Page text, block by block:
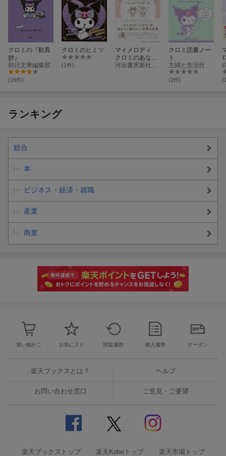
クロミの『歎異
抄』
朝日文庫編集部
(16件)
クロミのヒミツ
(1件)
マイメロディ
クロミのあなた
に届けたい世界
クロミ読書ノー
ト
主婦と生活社
(2件)
ランキング
総合
本
ビジネス・経済・就職
産業
商業
買い物かご お気に入り 閲覧履歴 購入履歴 クーポン
楽天ブックスとは？ ヘルプ
お問い合わせ窓口 ご意見・ご要望
楽天ブックストップ 楽天Koboトップ 楽天市場トップ